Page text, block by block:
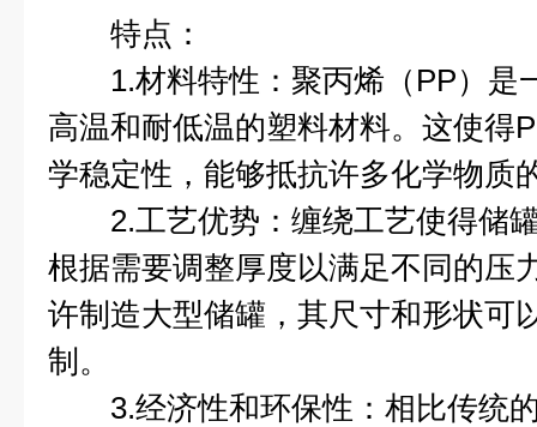
特点：
1.材料特性：聚丙烯（PP）是
高温和耐低温的塑料材料。这使得
学稳定性，能够抵抗许多化学物质
2.工艺优势：缠绕工艺使得储罐
根据需要调整厚度以满足不同的压
许制造大型储罐，其尺寸和形状可
制。
3.经济性和环保性：相比传统的